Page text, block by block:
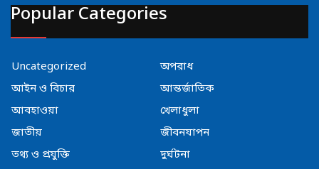
Popular Categories
Uncategorized
অপরাধ
আইন ও বিচার
আন্তর্জাতিক
আবহাওয়া
খেলাধুলা
জাতীয়
জীবনযাপন
তথ্য ও প্রযুক্তি
দুর্ঘটনা